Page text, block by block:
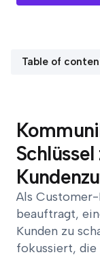
Table of
Schlüssel
Als
beauftragt,
Kunden zu
fokussiert,